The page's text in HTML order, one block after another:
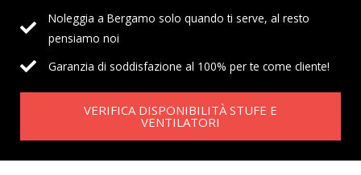
Noleggia a Bergamo solo quando ti serve, al resto
pensiamo noi
Garanzia di soddisfazione al 100% per te come cliente!
VERIFICA DISPONIBILITÀ STUFE E
VENTILATORI